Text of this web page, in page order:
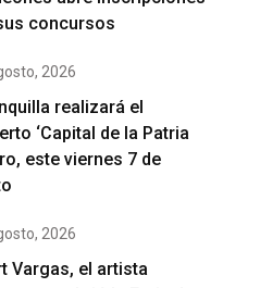
concursos
2026
realizará el
‘Capital de la Patria
este viernes 7 de
2026
Vargas, el artista